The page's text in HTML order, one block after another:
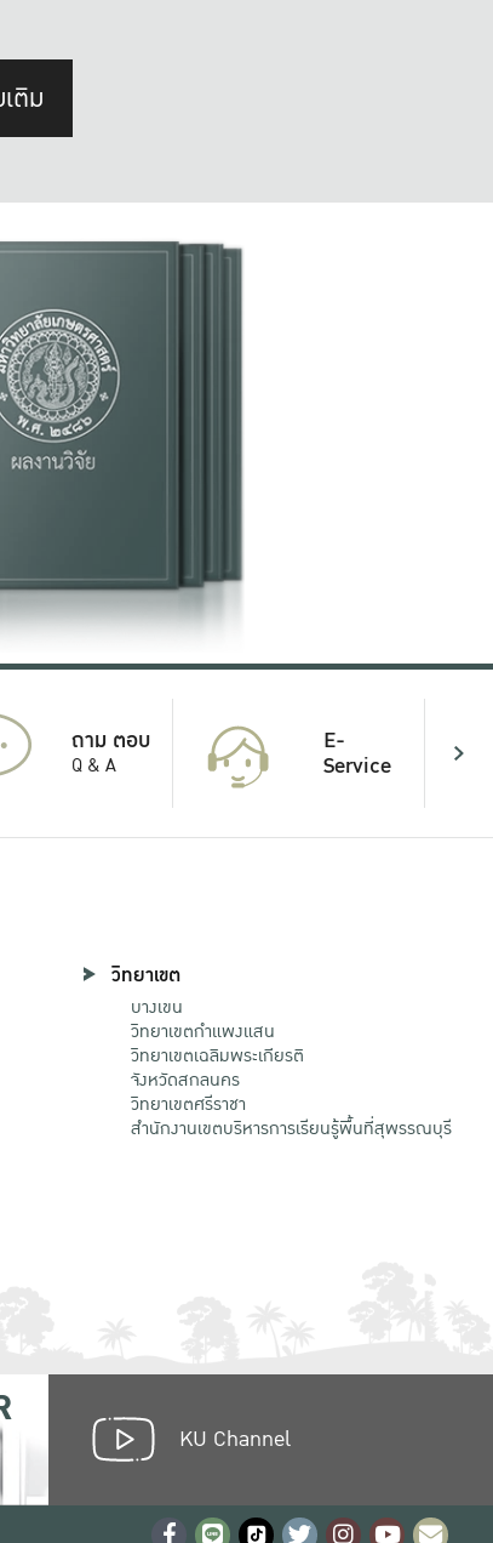
ติม
ถาม ตอบ
Q & A
E-
Service
วิทยาเขต
บางเขน
วิทยาเขตกําแพงแสน
วิทยาเขตเฉลิมพระเกียรติ
จังหวัดสกลนคร
วิทยาเขตศรีราชา
สำนักงานเขตบริหารการเรียนรู้พื้นที่สุพรรณบุรี
KU Channel